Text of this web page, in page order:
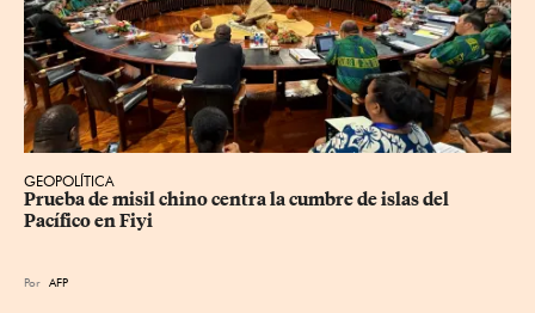
GEOPOLÍTICA
Prueba de misil chino centra la cumbre de islas del
Pacífico en Fiyi
Por AFP